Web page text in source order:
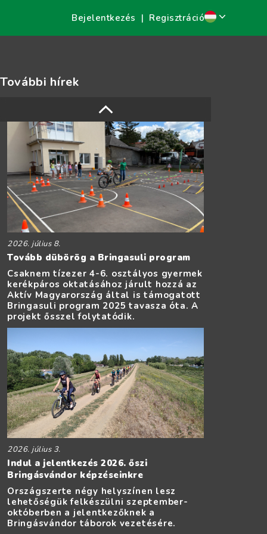
Bejelentkezés | Regisztráció
További hírek
2026. július 8.
Tovább dübörög a Bringasuli program
Csaknem tízezer 4-6. osztályos gyermek
kerékpáros oktatásához járult hozzá az
Aktív Magyarország által is támogatott
Bringasuli program 2025 tavasza óta. A
projekt ősszel folytatódik.
2026. július 3.
Indul a jelentkezés 2026. őszi
Bringásvándor képzéseinkre
Országszerte négy helyszínen lesz
lehetőségük felkészülni szeptember-
októberben a jelentkezőknek a
Bringásvándor táborok vezetésére.